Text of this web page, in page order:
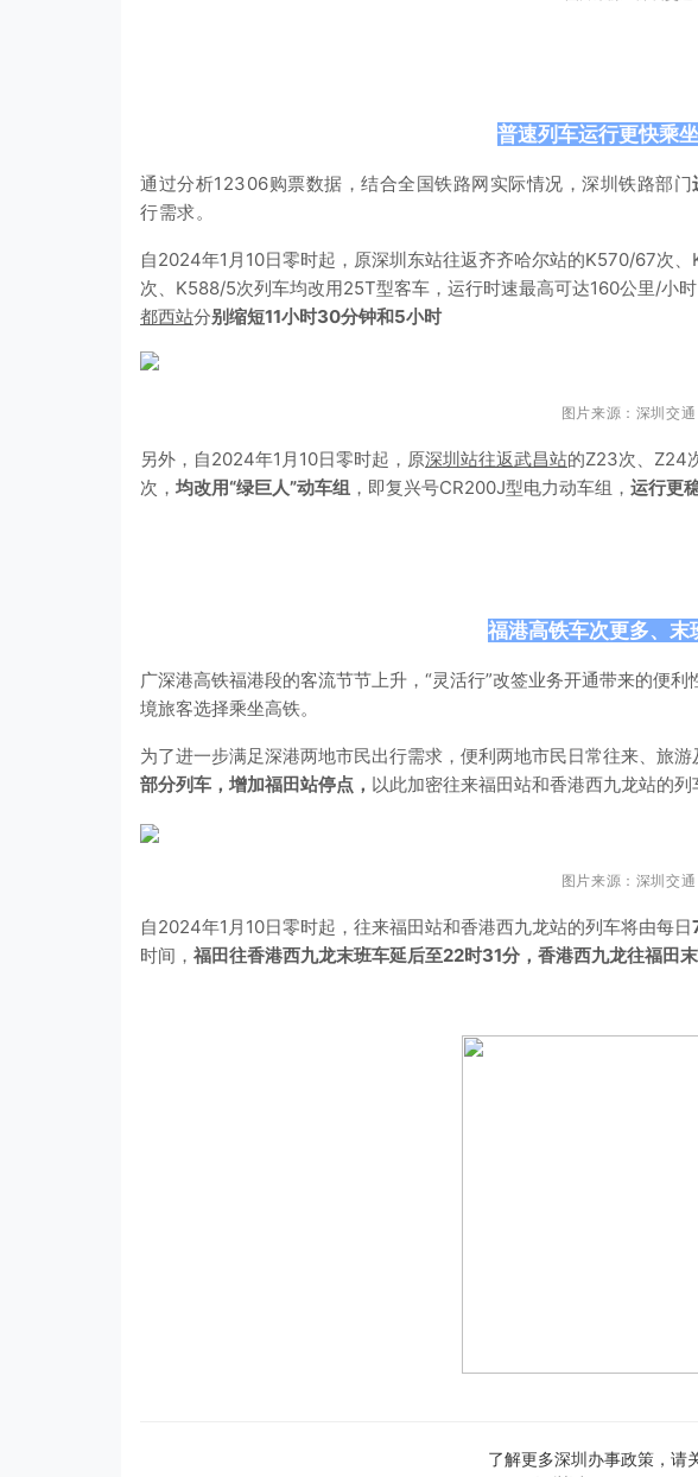
普速列车运行更快乘
通过分析12306购票数据，结合全国铁路网实际情况，深圳铁路部门
行需求。
自2024年1月10日零时起，原深圳东站往返齐齐哈尔站的K570/67次
次、K588/5次列车均改用25T型客车，运行时速最高可达160公里/小
都西站分别缩短11小时30分钟和5小时
图片来源：深圳交通
另外，自2024年1月10日零时起，原深圳站往返武昌站的Z23次、Z24
次， 均改用“绿巨人”动车组 ，即复兴号CR200J型电力动车组， 运行更
福港高铁车次更多、末
广深港高铁福港段的客流节节上升，“灵活行”改签业务开通带来的便
境旅客选择乘坐高铁。
为了进一步满足深港两地市民出行需求，便利两地市民日常往来、旅游
部分列车，增加福田站停点， 以此加密往来福田站和香港西九龙站的列
图片来源：深圳交通
自2024年1月10日零时起，往来福田站和香港西九龙站的列车将由每日
时间， 福田往香港西九龙末班车延后至22时31分，香港西九龙往福田
了解更多深圳办事政策，请